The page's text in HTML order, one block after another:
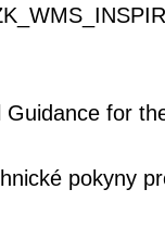
Guidance for
pokyny